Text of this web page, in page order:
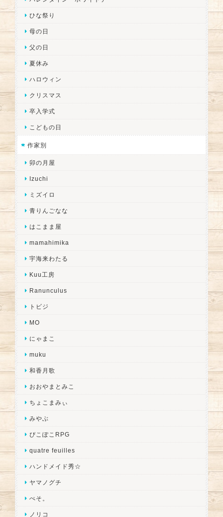
ひな祭り
母の日
父の日
夏休み
ハロウィン
クリスマス
卒入学式
こどもの日
作家別
卯の月屋
Izuchi
ミズイロ
青りんごなな
はこまま屋
mamahimika
宇海来わたる
Kuu工房
Ranunculus
トビジ
MO
にゃまこ
muku
和香月歌
おおやまとみこ
ちょこまみぃ
みやぶ
ぴこぽこRPG
quatre feuilles
ハンドメイド秀☆
ヤマノグチ
ぺそ。
ノリコ